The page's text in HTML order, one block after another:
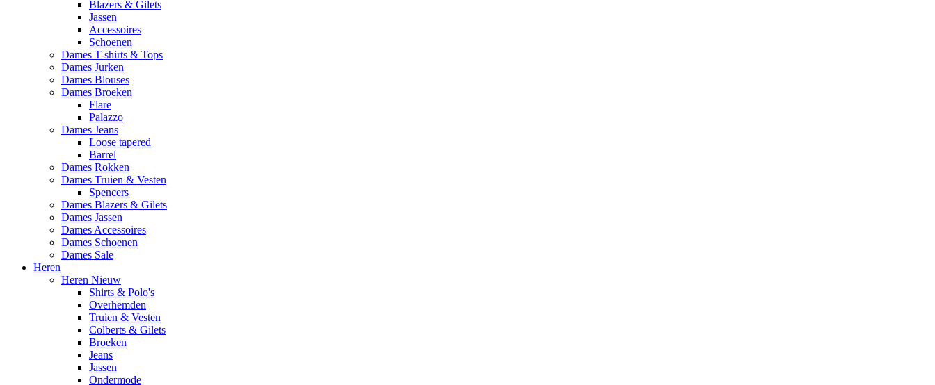
Blazers & Gilets
Jassen
Accessoires
Schoenen
Dames T-shirts & Tops
Dames Jurken
Dames Blouses
Dames Broeken
Flare
Palazzo
Dames Jeans
Loose tapered
Barrel
Dames Rokken
Dames Truien & Vesten
Spencers
Dames Blazers & Gilets
Dames Jassen
Dames Accessoires
Dames Schoenen
Dames Sale
Heren
Heren Nieuw
Shirts & Polo's
Overhemden
Truien & Vesten
Colberts & Gilets
Broeken
Jeans
Jassen
Ondermode